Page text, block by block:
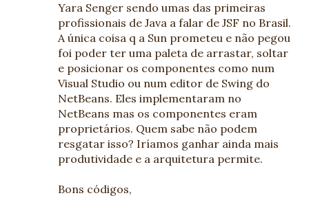
Yara Senger sendo umas das primeiras
profissionais de Java a falar de JSF no Brasil.
A única coisa q a Sun prometeu e não pegou
foi poder ter uma paleta de arrastar, soltar
e posicionar os componentes como num
Visual Studio ou num editor de Swing do
NetBeans. Eles implementaram no
NetBeans mas os componentes eram
proprietários. Quem sabe não podem
resgatar isso? Iríamos ganhar ainda mais
produtividade e a arquitetura permite.
Bons códigos,